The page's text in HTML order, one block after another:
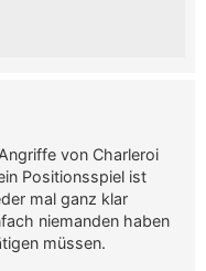
von Charleroi
Positionsspiel ist
mal ganz klar
niemanden haben
müssen.